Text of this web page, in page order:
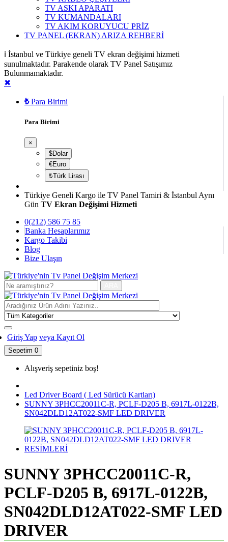
TV ASKI APARATI
TV KUMANDALARI
TV AKIM KORUYUCU PRİZ
TV PANEL (EKRAN) ARIZA REHBERİ
ℹ️ İstanbul ve Türkiye geneli TV ekran değişimi hizmeti
sunulmaktadır. Parakende olarak TV Panel Satışımız
Bulunmamaktadır.
✖
₺ Para Birimi
Para Birimi
×
$Dolar
€Euro
₺Türk Lirası
Türkiye Geneli Kargo ile TV Panel Tamiri & İstanbul Aynı
Gün TV Ekran Değişimi Hizmeti
0(212) 586 75 85
Banka Hesaplarımız
Kargo Takibi
Blog
Bize Ulaşın
Giriş Yap veya Kayıt Ol
Sepetim 0
Alışveriş sepetiniz boş!
Led Driver Board ( Led Sürücü Kartları)
SUNNY 3PHCC20011C-R, PCLF-D205 B, 6917L-0122B,
SN042DLD12AT022-SMF LED DRIVER
SUNNY 3PHCC20011C-R,
PCLF-D205 B, 6917L-0122B,
SN042DLD12AT022-SMF LED
DRIVER